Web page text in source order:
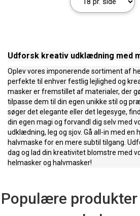
Udforsk kreativ udklædning med
Oplev vores imponerende sortiment af
perfekte til enhver festlig lejlighed og
masker er fremstillet af materialer, der
tilpasse dem til din egen unikke stil og
søger det elegante eller det legesyge,
din egen magi og forvandl dig selv med
udklædning, leg og sjov. Gå all-in med en
halvmaske for en mere subtil tilgang.
dag og lad din kreativitet blomstre med
helmasker og halvmasker!
Populære produkter